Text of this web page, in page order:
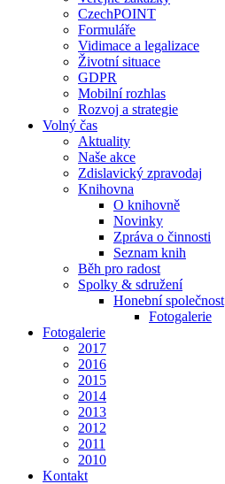
CzechPOINT
Formuláře
Vidimace a legalizace
Životní situace
GDPR
Mobilní rozhlas
Rozvoj a strategie
Volný čas
Aktuality
Naše akce
Zdislavický zpravodaj
Knihovna
O knihovně
Novinky
Zpráva o činnosti
Seznam knih
Běh pro radost
Spolky & sdružení
Honební společnost
Fotogalerie
Fotogalerie
2017
2016
2015
2014
2013
2012
2011
2010
Kontakt